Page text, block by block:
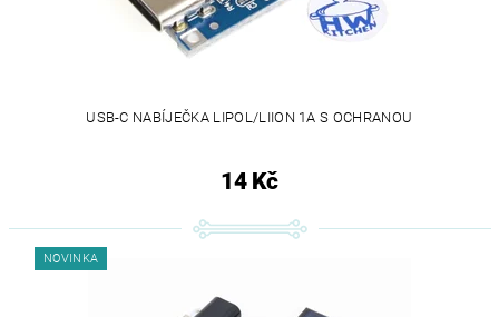
USB-C NABÍJEČKA LIPOL/LIION 1A S OCHRANOU
14 Kč
NOVINKA